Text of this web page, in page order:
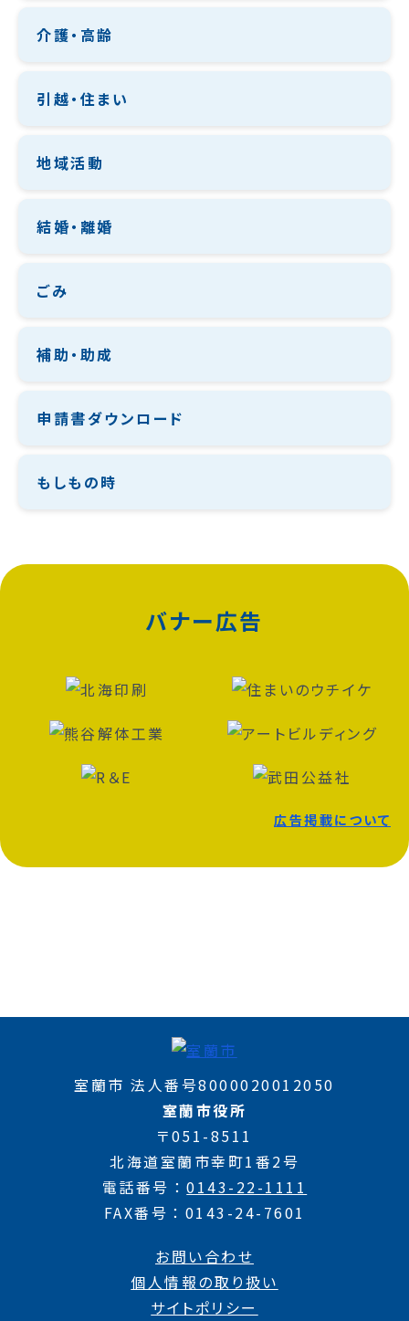
介護・高齢
引越・住まい
地域活動
結婚・離婚
ごみ
補助・助成
申請書ダウンロード
もしもの時
バナー広告
広告掲載について
室蘭市 法人番号8000020012050
室蘭市役所
〒051-8511
北海道室蘭市幸町1番2号
電話番号
0143-22-1111
FAX番号
0143-24-7601
お問い合わせ
個人情報の取り扱い
サイトポリシー